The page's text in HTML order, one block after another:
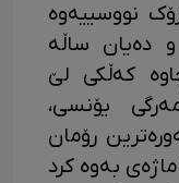
نووسییەوە
و دەیان ساڵە
کەڵکی لێ
یۆنسی،
رۆمان
بەوە کرد